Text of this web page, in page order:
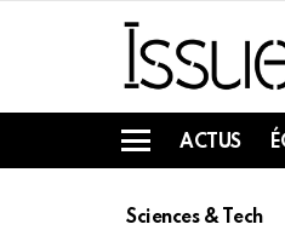
Menu
ACTUS
Sciences & Tech